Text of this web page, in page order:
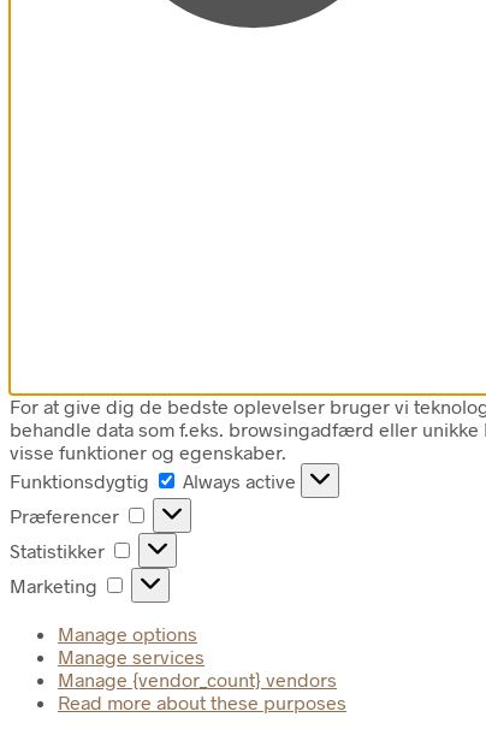
For at give dig de bedste oplevelser bruger vi
behandle data som f.eks. browsingadfærd eller
visse funktioner og egenskaber.
Funktionsdygtig
Funktionsdygtig
Always active
Præferencer
Præferencer
Statistikker Statistikker
Marketing Marketing
Manage options
Manage services
Manage {vendor_count} vendors
Read more about these purposes